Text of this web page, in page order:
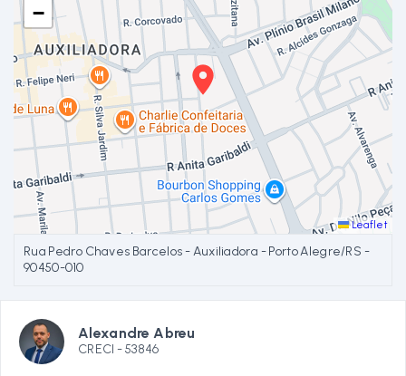
−
Leaflet
Rua Pedro Chaves Barcelos - Auxiliadora - Porto Alegre/RS -
90450-010
Alexandre Abreu
CRECI -53846